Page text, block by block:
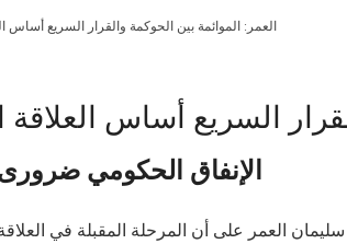
العمر: الموائمة بين الحوكمة والقرار السريع أساس
السريع أساس
الإنفاق الحكومي
العمر على أن المرحلة المقبلة في